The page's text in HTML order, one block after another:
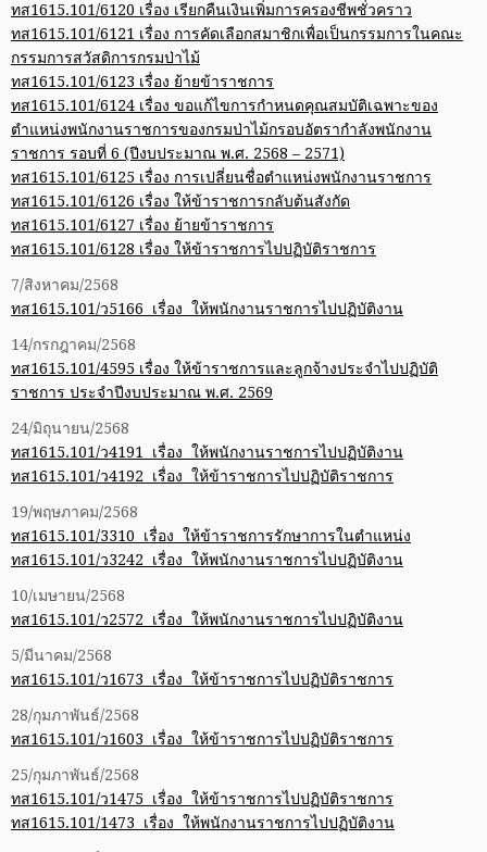
ทส1615.101/6120 เรื่อง เรียกคืนเงินเพิ่มการครองชีพชั่วคราว
ทส1615.101/6121 เรื่อง การคัดเลือกสมาชิกเพื่อเป็นกรรมการในคณะ
กรรมการสวัสดิการกรมป่าไม้
ทส1615.101/6123 เรื่อง ย้ายข้าราชการ
ทส1615.101/6124 เรื่อง ขอแก้ไขการกำหนดคุณสมบัติเฉพาะของ
ตำแหน่งพนักงานราชการของกรมป่าไม้กรอบอัตรากำลังพนักงาน
ราชการ รอบที่ 6 (ปีงบประมาณ พ.ศ. 2568 – 2571)
ทส1615.101/6125 เรื่อง การเปลี่ยนชื่อตำแหน่งพนักงานราชการ
ทส1615.101/6126 เรื่อง ให้ข้าราชการกลับต้นสังกัด
ทส1615.101/6127 เรื่อง ย้ายข้าราชการ
ทส1615.101/6128 เรื่อง ให้ข้าราชการไปปฏิบัติราชการ
7/สิงหาคม/2568
ทส1615.101/ว5166 เรื่อง ให้พนักงานราชการไปปฏิบัติงาน
14/กรกฎาคม/2568
ทส1615.101/4595 เรื่อง ให้ข้าราชการและลูกจ้างประจำไปปฏิบัติ
ราชการ ประจำปีงบประมาณ พ.ศ. 2569
24/มิถุนายน/2568
ทส1615.101/ว4191 เรื่อง ให้พนักงานราชการไปปฏิบัติงาน
ทส1615.101/ว4192 เรื่อง ให้ข้าราชการไปปฏิบัติราชการ
19/พฤษภาคม/2568
ทส1615.101/3310 เรื่อง ให้ข้าราชการรักษาการในตำแหน่ง
ทส1615.101/ว3242 เรื่อง ให้พนักงานราชการไปปฏิบัติงาน
10/เมษายน/2568
ทส1615.101/ว2572 เรื่อง ให้พนักงานราชการไปปฏิบัติงาน
5/มีนาคม/2568
ทส1615.101/ว1673 เรื่อง ให้ข้าราชการไปปฏิบัติราชการ
28/กุมภาพันธ์/2568
ทส1615.101/ว1603 เรื่อง ให้ข้าราชการไปปฏิบัติราชการ
25/กุมภาพันธ์/2568
ทส1615.101/ว1475 เรื่อง ให้ข้าราชการไปปฏิบัติราชการ
ทส1615.101/1473 เรื่อง ให้พนักงานราชการไปปฏิบัติงาน